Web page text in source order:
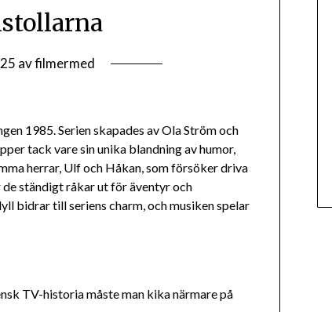
avfilmermed
1985. Serien skapades av Ola Ström och
tack vare sin unika blandning av humor,
herrar, Ulf och Håkan, som försöker driva
ständigt råkar ut för äventyr och
bidrar till seriens charm, och musiken spelar
TV-historia måste man kika närmare på